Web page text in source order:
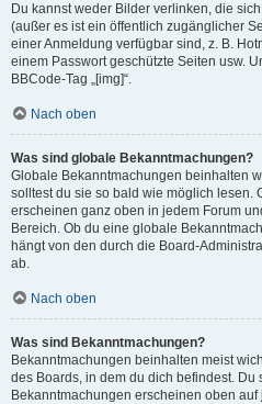
Du kannst weder Bilder verlinken, die
(außer es ist ein öffentlich zugänglicher
einer Anmeldung verfügbar sind, z. B.
einem Passwort geschützte Seiten usw.
BBCode-Tag „[img]“.
Nach oben
Was sind globale Bekanntmachungen?
Globale Bekanntmachungen beinhalten
solltest du sie so bald wie möglich lesen.
erscheinen ganz oben in jedem Forum
Bereich. Ob du eine globale
hängt von den durch die Board-
ab.
Nach oben
Was sind Bekanntmachungen?
Bekanntmachungen beinhalten meist
des Boards, in dem du dich befindest. Du
Bekanntmachungen erscheinen oben